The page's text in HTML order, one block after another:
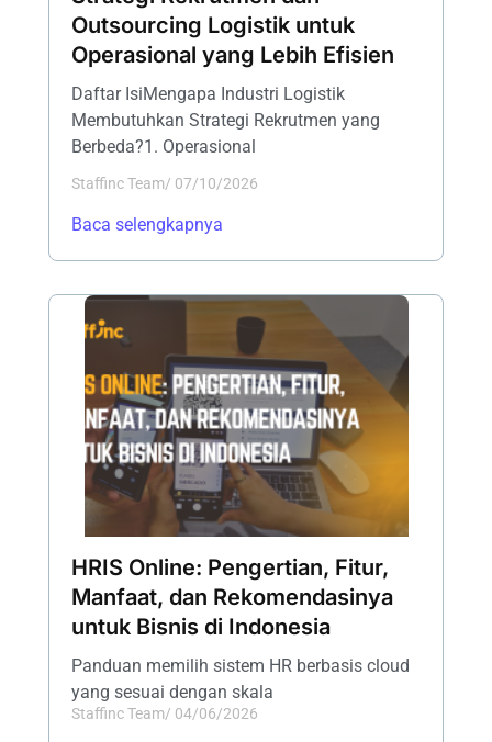
Outsourcing Logistik untuk
Operasional yang Lebih Efisien
Daftar IsiMengapa Industri Logistik
Membutuhkan Strategi Rekrutmen yang
Berbeda?1. Operasional
Staffinc Team/ 07/10/2026
Baca selengkapnya
HRIS Online: Pengertian, Fitur,
Manfaat, dan Rekomendasinya
untuk Bisnis di Indonesia
Panduan memilih sistem HR berbasis cloud
yang sesuai dengan skala
Staffinc Team/ 04/06/2026